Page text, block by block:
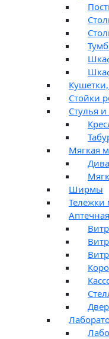
Стойки
Стулья и
Мягкая
Ширмы
Тележки